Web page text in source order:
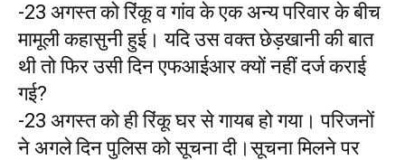
-23 अगस्त को रिंकू व गांव के एक अन्य परिवार के बीच
मामूली कहासुनी हुई। यदि उस वक्त छेड़खानी की बात
थी तो फिर उसी दिन एफआईआर क्यों नहीं दर्ज कराई
गई?
-23 अगस्त को ही रिंकू घर से गायब हो गया। परिजनों
ने अगले दिन पुलिस को सूचना दी।सूचना मिलने पर